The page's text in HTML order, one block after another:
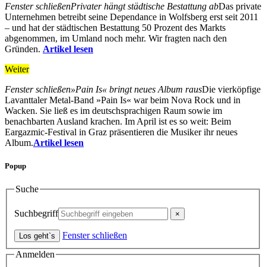
Fenster schließenPrivater hängt städtische Bestattung abDas private
Unternehmen betreibt seine Dependance in Wolfsberg erst seit 2011
– und hat der städtischen Bestattung 50 Prozent des Markts
abgenommen, im Umland noch mehr. Wir fragten nach den
Gründen. Artikel lesen
Weiter
Fenster schließen»Pain Is« bringt neues Album rausDie vierköpfige
Lavanttaler Metal-Band »Pain Is« war beim Nova Rock und in
Wacken. Sie ließ es im deutschsprachigen Raum sowie im
benachbarten Ausland krachen. Im April ist es so weit: Beim
Eargazmic-Festival in Graz präsentieren die Musiker ihr neues
Album.Artikel lesen
Popup
Suche
Suchbegriff
Fenster schließen
Anmelden